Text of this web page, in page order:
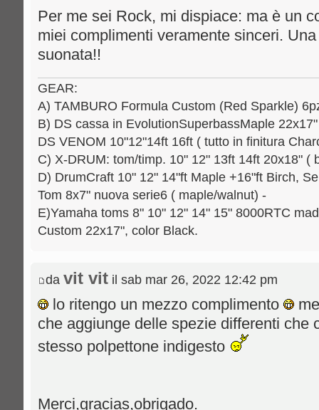
Per me sei Rock, mi dispiace: ma è un
miei complimenti veramente sinceri.
suonata!!
GEAR:
A) TAMBURO Formula Custom (Red Sparkle)
B) DS cassa in EvolutionSuperbassMaple
DS VENOM 10"12"14ft 16ft ( tutto in finitura
C) X-DRUM: tom/timp. 10" 12" 13ft 14ft 20x18" (
D) DrumCraft 10" 12" 14"ft Maple +16"ft Birch,
Tom 8x7" nuova serie6 ( maple/walnut) -
E)Yamaha toms 8" 10" 12" 14" 15" 8000RTC
Custom 22x17", color Black.
da vit vit il sab mar 26, 2022 12:42 pm
lo ritengo un mezzo complimento
che aggiunge delle spezie differenti che
stesso polpettone indigesto
Merci,gracias,obrigado.